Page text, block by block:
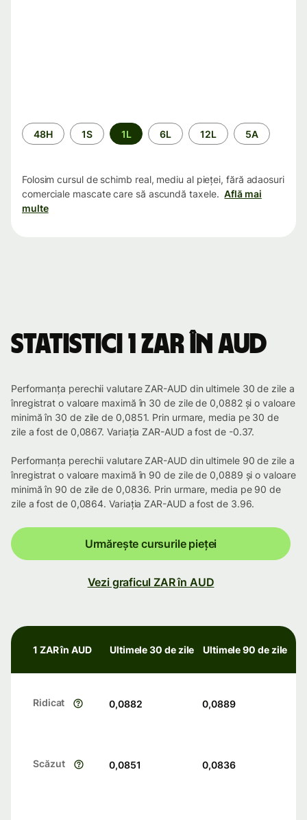
Perioada
48H 1S 1L 6L 12L 5A
Folosim cursul de schimb real, mediu al pieței, fără adaosuri
comerciale mascate care să ascundă taxele. Află mai
multe
Statistici 1 ZAR în AUD
Performanța perechii valutare ZAR-AUD din ultimele 30 de zile a
înregistrat o valoare maximă în 30 de zile de 0,0882 și o valoare
minimă în 30 de zile de 0,0851. Prin urmare, media pe 30 de
zile a fost de 0,0867. Variația ZAR-AUD a fost de -0.37.
Performanța perechii valutare ZAR-AUD din ultimele 90 de zile a
înregistrat o valoare maximă în 90 de zile de 0,0889 și o valoare
minimă în 90 de zile de 0,0836. Prin urmare, media pe 90 de
zile a fost de 0,0864. Variația ZAR-AUD a fost de 3.96.
Urmărește cursurile pieței
Vezi graficul ZAR în AUD
1 ZAR în AUD Ultimele 30 de zile Ultimele 90 de zile
Ridicat 0,0882 0,0889
Scăzut 0,0851 0,0836